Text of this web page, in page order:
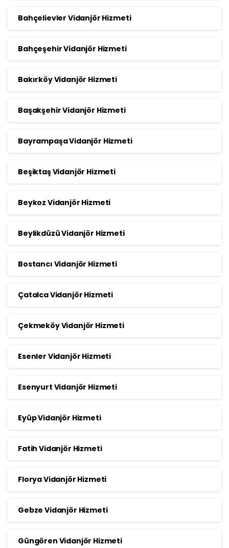
Bahçelievler Vidanjör Hizmeti
Bahçeşehir Vidanjör Hizmeti
Bakırköy Vidanjör Hizmeti
Başakşehir Vidanjör Hizmeti
Bayrampaşa Vidanjör Hizmeti
Beşiktaş Vidanjör Hizmeti
Beykoz Vidanjör Hizmeti
Beylikdüzü Vidanjör Hizmeti
Bostancı Vidanjör Hizmeti
Çatalca Vidanjör Hizmeti
Çekmeköy Vidanjör Hizmeti
Esenler Vidanjör Hizmeti
Esenyurt Vidanjör Hizmeti
Eyüp Vidanjör Hizmeti
Fatih Vidanjör Hizmeti
Florya Vidanjör Hizmeti
Gebze Vidanjör Hizmeti
Güngören Vidanjör Hizmeti